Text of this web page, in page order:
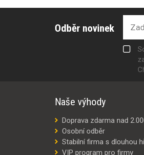
Odběr novinek
Naše výhody
Doprava zdarma nad
Osobní odběr
Stabilní firma s dlouhou
VIP program pro firmy